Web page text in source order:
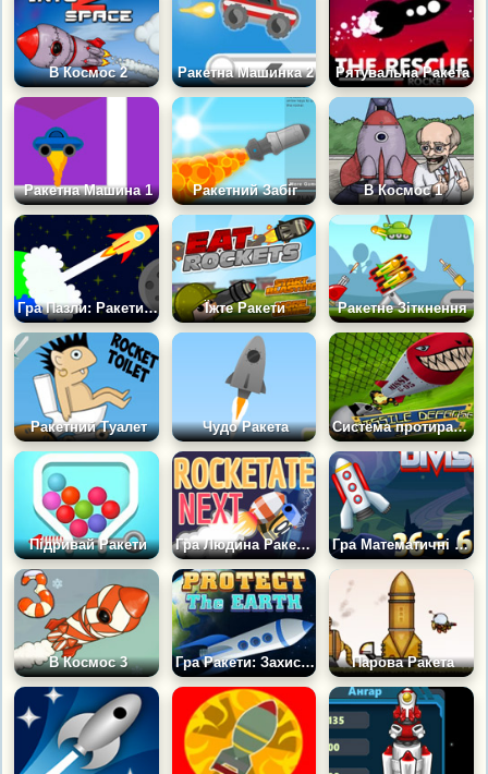
В Космос 2 Ракетна Машинка 2 Рятувальна Ракета
Ракетна Машина 1 Ракетний Забіг В Космос 1
Гра Пазли: Ракети в Космосі Їжте Ракети Ракетне Зіткнення
Ракетний Туалет Чудо Ракета Система протиракетної оборони
Підривай Ракети Гра Людина Ракета: Наступний Гра Математичні Ракети: Ділення
В Космос 3 Гра Ракети: Захисти Землю Парова Ракета